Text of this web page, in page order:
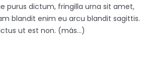
purus dictum, fringilla urna sit amet,
blandit enim eu arcu blandit sagittis.
ut est non. (más…)